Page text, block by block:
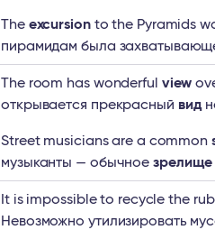
The excursionto the Pyramids
пирамидам была
The room has wonderful view
открывается прекрасный вид
Street musicians are a common
музыканты — обычное зрелище
It is impossible to recycle the
Невозможно утилизировать